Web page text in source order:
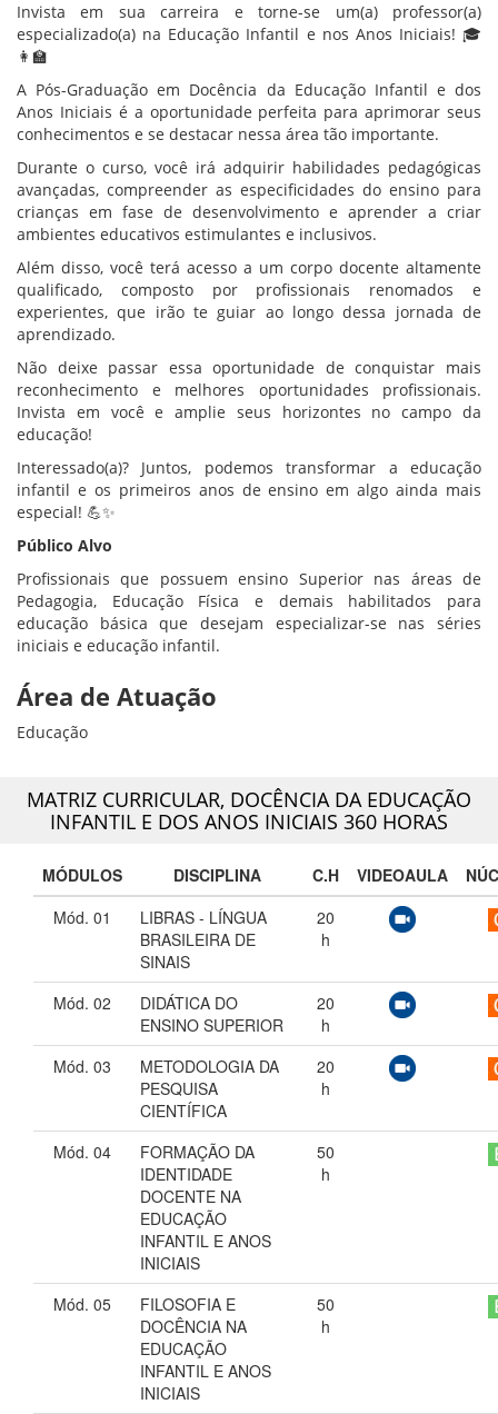
Invista em sua carreira e torne-se um(a) professor(a)
especializado(a) na Educação Infantil e nos Anos Iniciais! 🎓
👩‍🏫
A Pós-Graduação em Docência da Educação Infantil e dos
Anos Iniciais é a oportunidade perfeita para aprimorar seus
conhecimentos e se destacar nessa área tão importante.
Durante o curso, você irá adquirir habilidades pedagógicas
avançadas, compreender as especificidades do ensino para
crianças em fase de desenvolvimento e aprender a criar
ambientes educativos estimulantes e inclusivos.
Além disso, você terá acesso a um corpo docente altamente
qualificado, composto por profissionais renomados e
experientes, que irão te guiar ao longo dessa jornada de
aprendizado.
Não deixe passar essa oportunidade de conquistar mais
reconhecimento e melhores oportunidades profissionais.
Invista em você e amplie seus horizontes no campo da
educação!
Interessado(a)? Juntos, podemos transformar a educação
infantil e os primeiros anos de ensino em algo ainda mais
especial! 💪✨
Público Alvo
Profissionais que possuem ensino Superior nas áreas de
Pedagogia, Educação Física e demais habilitados para
educação básica que desejam especializar-se nas séries
iniciais e educação infantil.
Área de Atuação
Educação
MATRIZ CURRICULAR, DOCÊNCIA DA EDUCAÇÃO
INFANTIL E DOS ANOS INICIAIS 360 HORAS
MÓDULOS DISCIPLINA C.H VIDEOAULA
Mód. 01
LIBRAS - LÍNGUA
BRASILEIRA DE
SINAIS
20
h
Mód. 02
DIDÁTICA DO
ENSINO SUPERIOR
20
h
Mód. 03
METODOLOGIA DA
PESQUISA
CIENTÍFICA
20
h
Mód. 04
FORMAÇÃO DA
IDENTIDADE
DOCENTE NA
EDUCAÇÃO
INFANTIL E ANOS
INICIAIS
50
h
Mód. 05
FILOSOFIA E
DOCÊNCIA NA
EDUCAÇÃO
INFANTIL E ANOS
INICIAIS
50
h